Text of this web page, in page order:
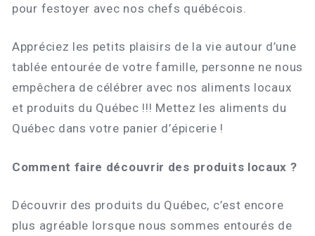
pour festoyer avec nos chefs québécois.
Appréciez les petits plaisirs de la vie autour d’une
tablée entourée de votre famille, personne ne nous
empêchera de célébrer avec nos aliments locaux
et produits du Québec !!! Mettez les aliments du
Québec dans votre panier d’épicerie !
Comment faire découvrir des produits locaux ?
Découvrir des produits du Québec, c’est encore
plus agréable lorsque nous sommes entourés de